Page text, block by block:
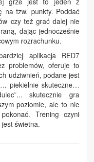
na tzw. punkty. Poddać
czy też grać dalej nie
dając jednocześnie
rozrachunku.
aplikacja RED7
problemów, oferuje to
udziwnień, podane jest
piekielnie skuteczne…
skutecznie gra
poziomie, ale to nie
Trening czyni
świetna.